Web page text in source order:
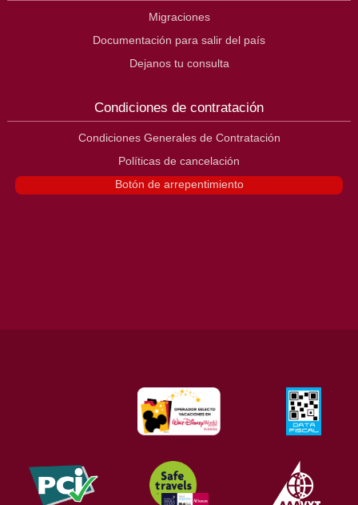
Migraciones
Documentación para salir del país
Dejanos tu consulta
Condiciones de contratación
Condiciones Generales de Contratación
Políticas de cancelación
Botón de arrepentimiento